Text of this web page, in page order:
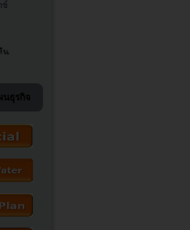
นธุรกิจ